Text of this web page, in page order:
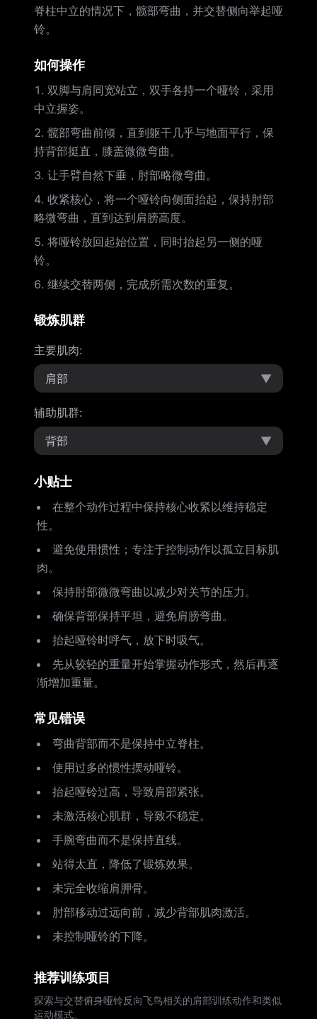
脊柱中立的情况下，髋部弯曲，并交替侧向举起哑
铃。
如何操作
双脚与肩同宽站立，双手各持一个哑铃，采用
中立握姿。
髋部弯曲前倾，直到躯干几乎与地面平行，保
持背部挺直，膝盖微微弯曲。
让手臂自然下垂，肘部略微弯曲。
收紧核心，将一个哑铃向侧面抬起，保持肘部
略微弯曲，直到达到肩膀高度。
将哑铃放回起始位置，同时抬起另一侧的哑
铃。
继续交替两侧，完成所需次数的重复。
锻炼肌群
主要肌肉:
肩部
▼
辅助肌群:
背部
▼
小贴士
在整个动作过程中保持核心收紧以维持稳定
性。
避免使用惯性；专注于控制动作以孤立目标肌
肉。
保持肘部微微弯曲以减少对关节的压力。
确保背部保持平坦，避免肩膀弯曲。
抬起哑铃时呼气，放下时吸气。
先从较轻的重量开始掌握动作形式，然后再逐
渐增加重量。
常见错误
弯曲背部而不是保持中立脊柱。
使用过多的惯性摆动哑铃。
抬起哑铃过高，导致肩部紧张。
未激活核心肌群，导致不稳定。
手腕弯曲而不是保持直线。
站得太直，降低了锻炼效果。
未完全收缩肩胛骨。
肘部移动过远向前，减少背部肌肉激活。
未控制哑铃的下降。
推荐训练项目
探索与交替俯身哑铃反向飞鸟相关的肩部训练动作和类似
运动模式。